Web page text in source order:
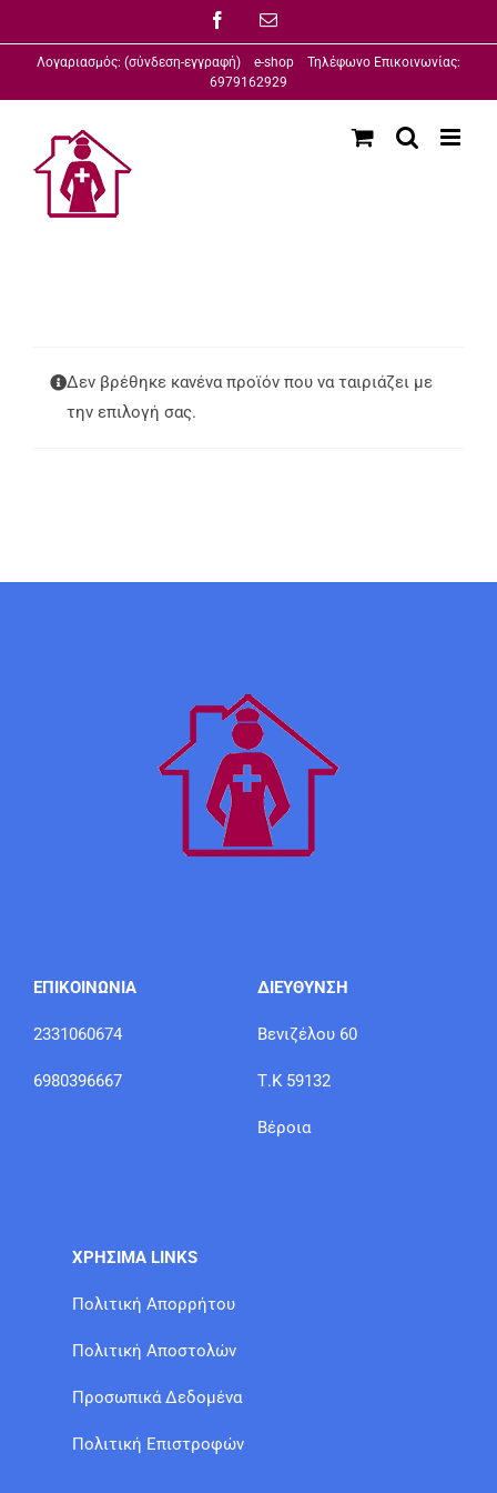
στο
περιεχόμενο
FacebookEmail
Λογαριασμός: (σύνδεση-εγγραφή) e-shop Τηλέφωνο Επικοινωνίας:
6979162929
Δεν βρέθηκε κανένα προϊόν που να ταιριάζει με
την επιλογή σας.
ΕΠΙΚΟΙΝΩΝΙΑ
2331060674
6980396667
ΔΙΕΥΘΥΝΣΗ
Βενιζέλου 60
Τ.Κ 59132
Βέροια
ΧΡΗΣΙΜΑ LINKS
Πολιτική Απορρήτου
Πολιτική Αποστολών
Προσωπικά Δεδομένα
Πολιτική Επιστροφών